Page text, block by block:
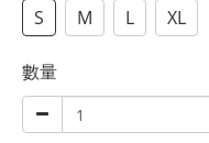
S
M L XL
數量